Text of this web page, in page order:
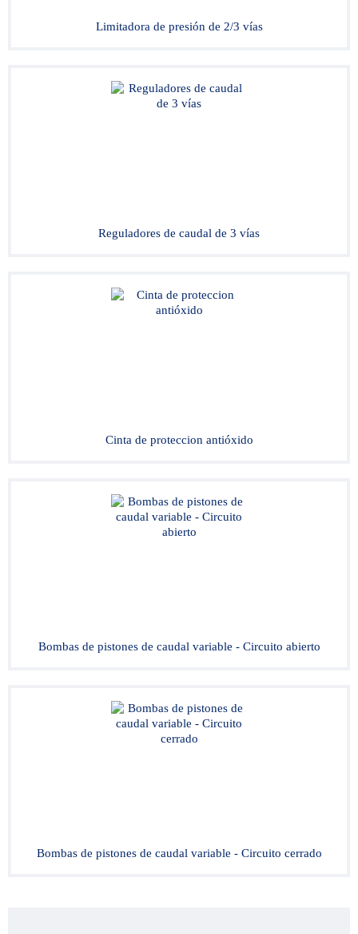
Limitadora de presión de 2/3 vías
Reguladores de caudal de 3 vías
Cinta de proteccion antióxido
Bombas de pistones de caudal variable - Circuito abierto
Bombas de pistones de caudal variable - Circuito cerrado